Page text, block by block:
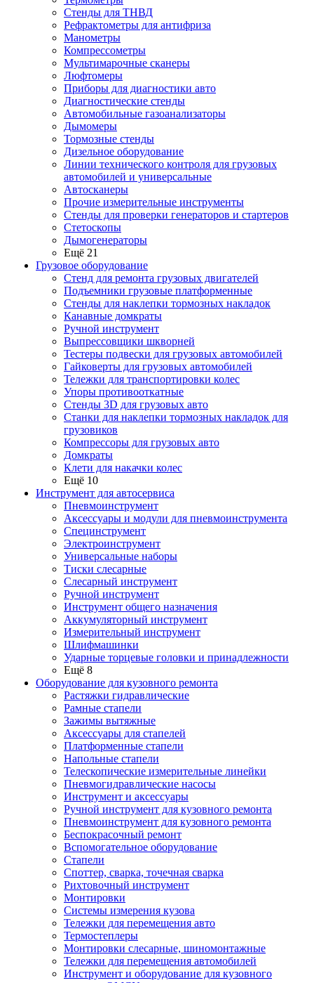
Стенды для ТНВД
Рефрактометры для антифриза
Манометры
Компрессометры
Мультимарочные сканеры
Люфтомеры
Приборы для диагностики авто
Диагностические стенды
Автомобильные газоанализаторы
Дымомеры
Тормозные стенды
Дизельное оборудование
Линии технического контроля для грузовых
автомобилей и универсальные
Автосканеры
Прочие измерительные инструменты
Стенды для проверки генераторов и стартеров
Стетоскопы
Дымогенераторы
Ещё 21
Грузовое оборудование
Стенд для ремонта грузовых двигателей
Подъемники грузовые платформенные
Стенды для наклепки тормозных накладок
Канавные домкраты
Ручной инструмент
Выпрессовщики шкворней
Тестеры подвески для грузовых автомобилей
Гайковерты для грузовых автомобилей
Тележки для транспортировки колес
Упоры противооткатные
Стенды 3D для грузовых авто
Станки для наклепки тормозных накладок для
грузовиков
Компрессоры для грузовых авто
Домкраты
Клети для накачки колес
Ещё 10
Инструмент для автосервиса
Пневмоинструмент
Аксессуары и модули для пневмоинструмента
Специнструмент
Электроинструмент
Универсальные наборы
Тиски слесарные
Слесарный инструмент
Ручной инструмент
Инструмент общего назначения
Аккумуляторный инструмент
Измерительный инструмент
Шлифмашинки
Ударные торцевые головки и принадлежности
Ещё 8
Оборудование для кузовного ремонта
Растяжки гидравлические
Рамные стапели
Зажимы вытяжные
Аксессуары для стапелей
Платформенные стапели
Напольные стапели
Телескопические измерительные линейки
Пневмогидравлические насосы
Инструмент и аксессуары
Ручной инструмент для кузовного ремонта
Пневмоинструмент для кузовного ремонта
Беспокрасочный ремонт
Вспомогательное оборудование
Стапели
Споттер, сварка, точечная сварка
Рихтовочный инструмент
Монтировки
Системы измерения кузова
Тележки для перемещения авто
Термостеплеры
Монтировки слесарные, шиномонтажные
Тележки для перемещения автомобилей
Инструмент и оборудование для кузовного